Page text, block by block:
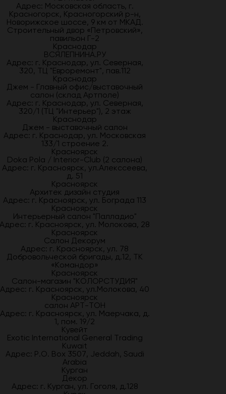
Адрес: Московская область, г.
Красногорск, Красногорский р-н,
Новорижское шоссе, 9 км от МКАД.
Строительный двор «Петровский»,
павильон Г-2
Краснодар
ВСЯЛЕПНИНА.РУ
Адрес: г. Краснодар, ул. Северная,
320, ТЦ "Евроремонт", пав.112
Краснодар
Джем - Главный офис/выставочный
салон (склад Артполе)
Адрес: г. Краснодар, ул. Северная,
320/1 (ТЦ "Интерьер"), 2 этаж
Краснодар
Джем - выставочный салон
Адрес: г. Краснодар, ул. Московская
133/1 строение 2.
Красноярск
Doka Pola / Interior-Club (2 салона)
Адрес: г. Красноярск, ул.Алекссеева,
д. 51
Красноярск
Архитек дизайн студия
Адрес: г. Красноярск, ул. Бограда 113
Красноярск
Интерьерный салон "Палладио"
Адрес: г. Красноярск, ул. Молокова, 28
Красноярск
Салон Декорум
Адрес: г. Красноярск, ул. 78
Добровольческой бригады, д.12, ТК
«Командор»
Красноярск
Салон-магазин "КОЛОРСТУДИЯ"
Адрес: г. Красноярск, ул.Молокова, 40
Красноярск
салон АРТ-ТОН
Адрес: г. Красноярск, ул. Маерчака, д.
1, пом. 19/2
Кувейт
Exotic International General Trading
Kuwait
Адрес: P.O. Box 3507, Jeddah, Saudi
Arabia
Курган
Декор
Адрес: г. Курган, ул. Гоголя, д.128